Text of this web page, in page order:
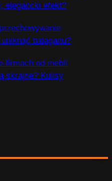
elegancki efekt?
bałaganu?
firmach od mebli
skrajne? Kulisy